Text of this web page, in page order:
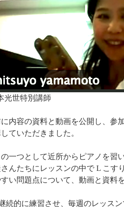
光世特別講師
内容の資料と動画を公開し、参
ていただきました。
一つとして近所からピアノを習
んたちにレッスンの中で L こす
い問題点について、動画と資料
続的に練習させ、毎週のレッス